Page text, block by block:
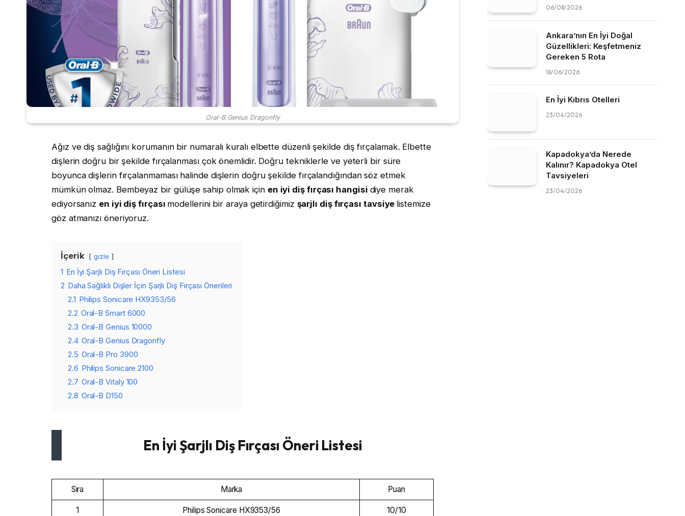
Oral-B Genius Dragonfly
Ağız ve diş sağlığını korumanın bir numaralı kuralı elbette düzenli şekilde diş fırçalamak. Elbette
dişlerin doğru bir şekilde fırçalanması çok önemlidir. Doğru tekniklerle ve yeterli bir süre
boyunca dişlerin fırçalanmaması halinde dişlerin doğru şekilde fırçalandığından söz etmek
mümkün olmaz. Bembeyaz bir gülüşe sahip olmak için en iyi diş fırçası hangisi diye merak
ediyorsanız en iyi diş fırçası modellerini bir araya getirdiğimiz şarjlı diş fırçası tavsiye listemize
göz atmanızı öneriyoruz.
İçerik gizle
1 En İyi Şarjlı Diş Fırçası Öneri Listesi
2 Daha Sağlıklı Dişler İçin Şarjlı Diş Fırçası Önerileri
2.1 Philips Sonicare HX9353/56
2.2 Oral-B Smart 6000
2.3 Oral-B Genius 10000
2.4 Oral-B Genius Dragonfly
2.5 Oral-B Pro 3900
2.6 Philips Sonicare 2100
2.7 Oral-B Vitaly 100
2.8 Oral-B D150
En İyi Şarjlı Diş Fırçası Öneri Listesi
Sıra Marka Puan
1 Philips Sonicare HX9353/56 10/10
06/08/2026
Ankara’nın En İyi Doğal
Güzellikleri: Keşfetmeniz
Gereken 5 Rota
18/06/2026
En İyi Kıbrıs Otelleri
23/04/2026
Kapadokya’da Nerede
Kalınır? Kapadokya Otel
Tavsiyeleri
23/04/2026